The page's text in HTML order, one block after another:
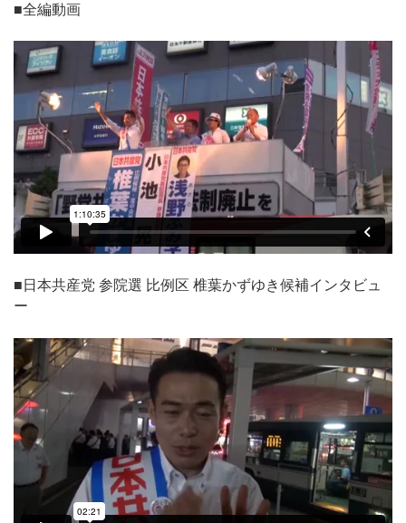
■全編動画
■日本共産党 参院選 比例区 椎葉かずゆき候補インタビュ
ー